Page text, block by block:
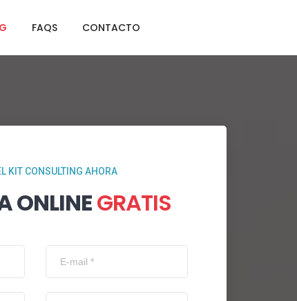
FAQS CONTACTO
KIT CONSULTING AHORA
ONLINEGRATIS